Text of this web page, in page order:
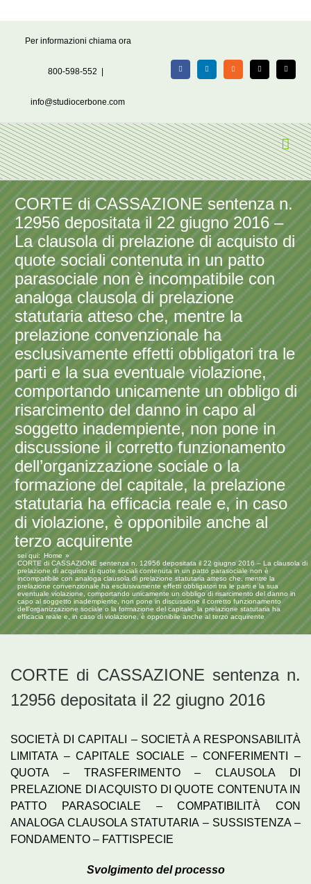
Per informazioni chiama ora
800-598-552
info@studiocerbone.com
FacebookLinkedIn Rss X Email
CORTE di CASSAZIONE sentenza n.
12956 depositata il 22 giugno 2016 –
La clausola di prelazione di acquisto di
quote sociali contenuta in un patto
parasociale non è incompatibile con
analoga clausola di prelazione
statutaria atteso che, mentre la
prelazione convenzionale ha
esclusivamente effetti obbligatori tra le
parti e la sua eventuale violazione,
comportando unicamente un obbligo di
risarcimento del danno in capo al
soggetto inadempiente, non pone in
discussione il corretto funzionamento
dell’organizzazione sociale o la
formazione del capitale, la prelazione
statutaria ha efficacia reale e, in caso
di violazione, è opponibile anche al
terzo acquirente
sei qui:
Home
CORTE di CASSAZIONE sentenza n. 12956 depositata il 22 giugno 2016 – La clausola di
prelazione di acquisto di quote sociali contenuta in un patto parasociale non è
incompatibile con analoga clausola di prelazione statutaria atteso che, mentre la
prelazione convenzionale ha esclusivamente effetti obbligatori tra le parti e la sua
eventuale violazione, comportando unicamente un obbligo di risarcimento del danno in
capo al soggetto inadempiente, non pone in discussione il corretto funzionamento
dell’organizzazione sociale o la formazione del capitale, la prelazione statutaria ha
efficacia reale e, in caso di violazione, è opponibile anche al terzo acquirente
CORTE di CASSAZIONE sentenza n.
12956 depositata il 22 giugno 2016
SOCIETÀ DI CAPITALI – SOCIETÀ A RESPONSABILITÀ
LIMITATA – CAPITALE SOCIALE – CONFERIMENTI –
QUOTA – TRASFERIMENTO – CLAUSOLA DI
PRELAZIONE DI ACQUISTO DI QUOTE CONTENUTA IN
PATTO PARASOCIALE – COMPATIBILITÀ CON
ANALOGA CLAUSOLA STATUTARIA – SUSSISTENZA –
FONDAMENTO – FATTISPECIE
Svolgimento del processo